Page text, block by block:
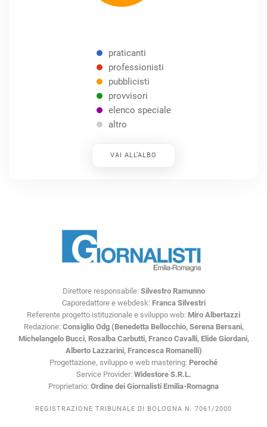
praticanti
professionisti
pubblicisti
provvisori
elenco speciale
altro
VAI ALL’ALBO
Direttore responsabile: Silvestro Ramunno
Caporedattore e webdesk: Franca Silvestri
Referente progetto istituzionale e sviluppo web: Miro Albertazzi
Redazione: Consiglio Odg (Benedetta Bellocchio, Serena Bersani,
Michelangelo Bucci, Rosalba Carbutti, Franco Cavalli, Elide Giordani,
Alberto Lazzarini, Francesca Romanelli)
Progettazione, sviluppo e web mastering: Peroché
Service Provider: Widestore S.R.L.
Proprietario: Ordine dei Giornalisti Emilia-Romagna
REGISTRAZIONE TRIBUNALE DI BOLOGNA N. 7061/2000